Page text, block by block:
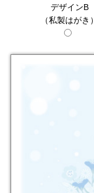
デザインB
（私製はがき）